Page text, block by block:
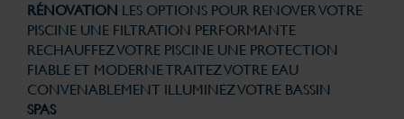
RÉNOVATION LES OPTIONS POUR RENOVER VOTRE
PISCINE UNE FILTRATION PERFORMANTE
RECHAUFFEZ VOTRE PISCINE UNE PROTECTION
FIABLE ET MODERNETRAITEZ VOTRE EAU
CONVENABLEMENT ILLUMINEZ VOTRE BASSIN
SPAS